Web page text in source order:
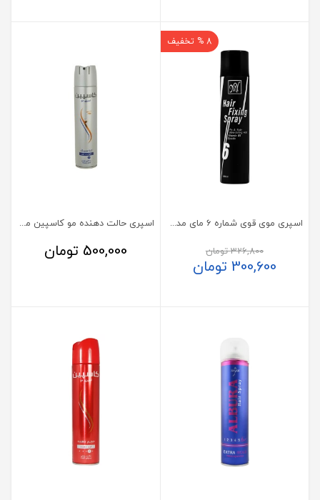
8 % تخفیف
اسپری موی قوی شماره 6 مای مدل اولترا استرانگ هولد
326,800تومان
300,600 تومان
اسپری حالت دهنده مو کاسپین مدل کلاسیک 500 میلی لیتر
500,000 تومان